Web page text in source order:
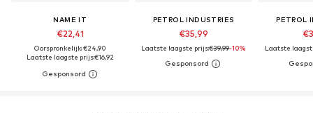
NAME IT
€22,41
Oorspronkelijk: €24,90
Laatste laagste prijs:€16,92
PETROL INDUSTRIES
€35,99
Laatste laagste prijs:€39,99-10%
PETROL
Laatste